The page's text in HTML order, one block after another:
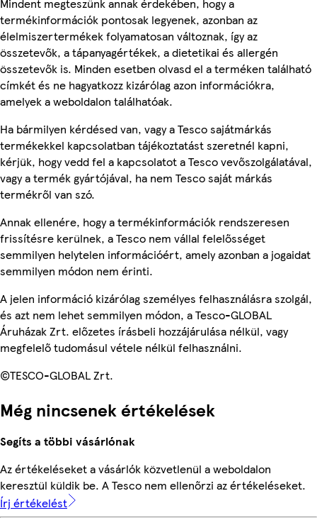
termékinformációk pontosak legyenek, azonban az
élelmiszertermékek folyamatosan változnak, így az
összetevők, a tápanyagértékek, a dietetikai és allergén
összetevők is. Minden esetben olvasd el a terméken található
címkét és ne hagyatkozz kizárólag azon információkra,
amelyek a weboldalon találhatóak.
Ha bármilyen kérdésed van, vagy a Tesco sajátmárkás
termékekkel kapcsolatban tájékoztatást szeretnél kapni,
kérjük, hogy vedd fel a kapcsolatot a Tesco vevőszolgálatával,
vagy a termék gyártójával, ha nem Tesco saját márkás
termékről van szó.
Annak ellenére, hogy a termékinformációk rendszeresen
frissítésre kerülnek, a Tesco nem vállal felelősséget
semmilyen helytelen információért, amely azonban a jogaidat
semmilyen módon nem érinti.
A jelen információ kizárólag személyes felhasználásra szolgál,
és azt nem lehet semmilyen módon, a Tesco-GLOBAL
Áruházak Zrt. előzetes írásbeli hozzájárulása nélkül, vagy
megfelelő tudomásul vétele nélkül felhasználni.
©TESCO-GLOBAL Zrt.
Még nincsenek értékelések
Segíts a többi vásárlónak
Az értékeléseket a vásárlók közvetlenül a weboldalon
keresztül küldik be. A Tesco nem ellenőrzi az értékeléseket.
Írj értékelést